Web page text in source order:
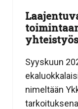
Syyskuun
nimeltään